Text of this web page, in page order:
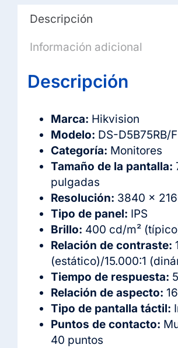
Descripción
Información adicional
Descripción
Marca: Hikvision
Modelo: DS-D5B75RB/
Categoría: Monitores
Tamaño de la pantalla:
pulgadas
Resolución: 3840 ×
Tipo de panel: IPS
Brillo: 400 cd/m²
Relación de contraste:
(estático)/15.000:1
Tiempo de respuesta:
Relación de aspecto:
Tipo de pantalla táctil:
Puntos de contacto:
40 puntos